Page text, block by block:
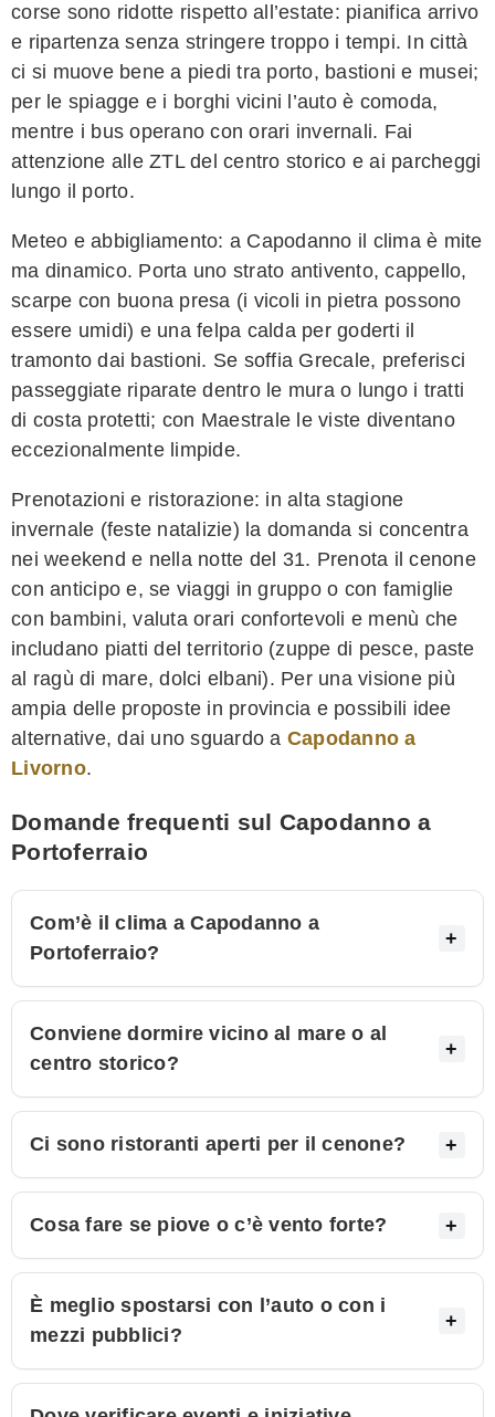
corse sono ridotte rispetto all’estate: pianifica arrivo
e ripartenza senza stringere troppo i tempi. In città
ci si muove bene a piedi tra porto, bastioni e musei;
per le spiagge e i borghi vicini l’auto è comoda,
mentre i bus operano con orari invernali. Fai
attenzione alle ZTL del centro storico e ai parcheggi
lungo il porto.
Meteo e abbigliamento: a Capodanno il clima è mite
ma dinamico. Porta uno strato antivento, cappello,
scarpe con buona presa (i vicoli in pietra possono
essere umidi) e una felpa calda per goderti il
tramonto dai bastioni. Se soffia Grecale, preferisci
passeggiate riparate dentro le mura o lungo i tratti
di costa protetti; con Maestrale le viste diventano
eccezionalmente limpide.
Prenotazioni e ristorazione: in alta stagione
invernale (feste natalizie) la domanda si concentra
nei weekend e nella notte del 31. Prenota il cenone
con anticipo e, se viaggi in gruppo o con famiglie
con bambini, valuta orari confortevoli e menù che
includano piatti del territorio (zuppe di pesce, paste
al ragù di mare, dolci elbani). Per una visione più
ampia delle proposte in provincia e possibili idee
alternative, dai uno sguardo a Capodanno a
Livorno.
Domande frequenti sul Capodanno a
Portoferraio
Com’è il clima a Capodanno a
Portoferraio?
Conviene dormire vicino al mare o al
centro storico?
Ci sono ristoranti aperti per il cenone?
Cosa fare se piove o c’è vento forte?
È meglio spostarsi con l’auto o con i
mezzi pubblici?